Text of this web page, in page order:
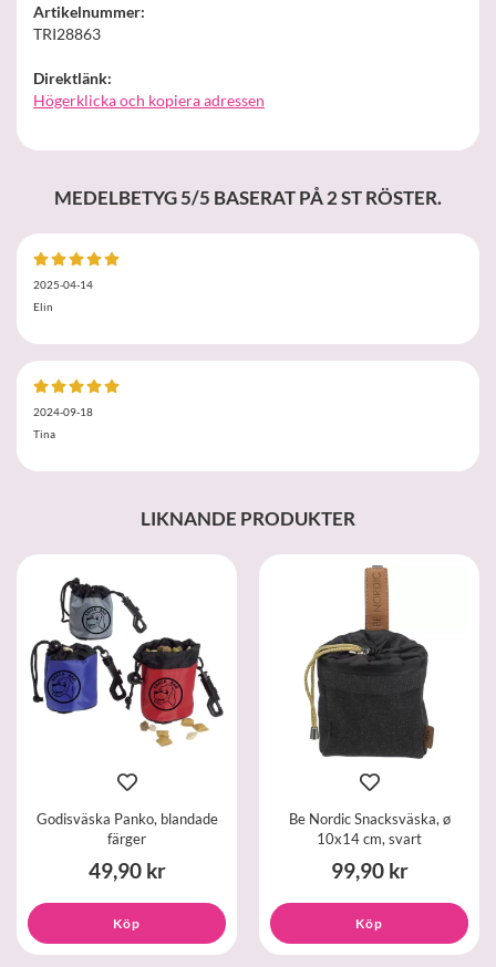
Artikelnummer:
TRI28863
Direktlänk:
Högerklicka och kopiera adressen
MEDELBETYG5/5 BASERAT PÅ2ST RÖSTER.
2025-04-14
Elin
2024-09-18
Tina
LIKNANDE PRODUKTER
Godisväska Panko, blandade
färger
49,90 kr
Köp
Be Nordic Snacksväska, ø
10x14 cm, svart
99,90 kr
Köp